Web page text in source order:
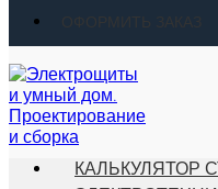
ОФОРМИТЬ ЗАКАЗ
КАЛЬКУЛЯТОР